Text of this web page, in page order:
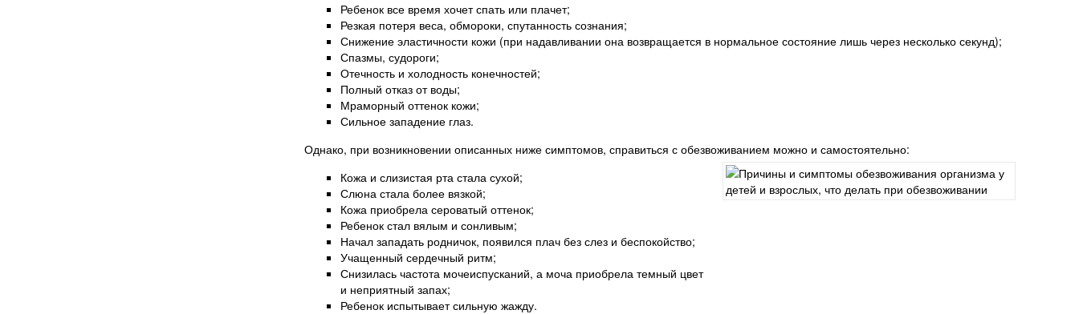
Ребенок все время хочет спать или плачет;
Резкая потеря веса, обмороки, спутанность сознания;
Снижение эластичности кожи (при надавливании она возвращается в нормальное состояние лишь через несколько секунд);
Спазмы, судороги;
Отечность и холодность конечностей;
Полный отказ от воды;
Мраморный оттенок кожи;
Сильное западение глаз.
Однако, при возникновении описанных ниже симптомов, справиться с обезвоживанием можно и самостоятельно:
Кожа и слизистая рта стала сухой;
Слюна стала более вязкой;
Кожа приобрела сероватый оттенок;
Ребенок стал вялым и сонливым;
Начал западать родничок, появился плач без слез и беспокойство;
Учащенный сердечный ритм;
Снизилась частота мочеиспусканий, а моча приобрела темный цвет
и неприятный запах;
Ребенок испытывает сильную жажду.